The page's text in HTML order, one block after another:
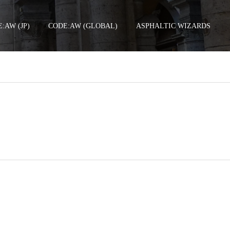
(JP) CODE:AW (GLOBAL) ASPHALTIC WIZARDS